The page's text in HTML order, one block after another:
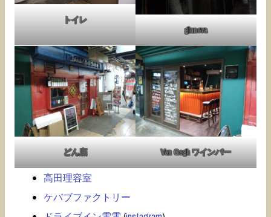
トイレ
ginnova
どん底 Van Gogh ワインバー
高田理容室
ケバブファクトリー